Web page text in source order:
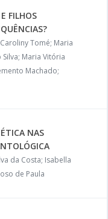
FILHOS
Tomé; Maria
Maria Vitória
Machado;
NAS
da Costa; Isabella
de Paula